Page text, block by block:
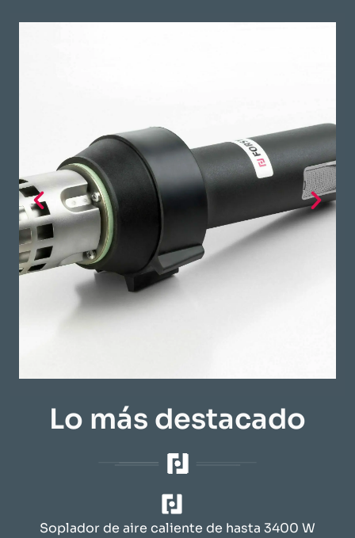
Lo más destacado
Soplador de aire caliente de hasta 3400 W